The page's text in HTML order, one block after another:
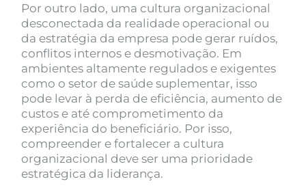
Por outro lado, uma cultura organizacional
desconectada da realidade operacional ou
da estratégia da empresa pode gerar ruídos,
conflitos internos e desmotivação. Em
ambientes altamente regulados e exigentes
como o setor de saúde suplementar, isso
pode levar à perda de eficiência, aumento de
custos e até comprometimento da
experiência do beneficiário. Por isso,
compreender e fortalecer a cultura
organizacional deve ser uma prioridade
estratégica da liderança.